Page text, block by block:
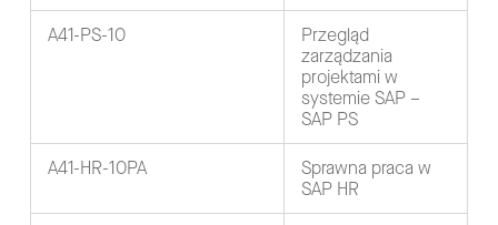
A41-PS-10
Przegląd
zarządzania
projektami w
systemie SAP –
SAP PS
A41-HR-10PA
Sprawna praca w
SAP HR